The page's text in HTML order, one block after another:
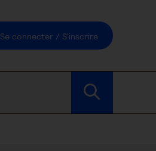
Se connecter / S'inscrire